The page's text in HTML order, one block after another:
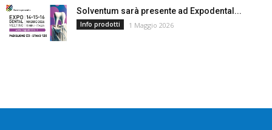
Solventum sarà presente ad Expodental...
Info prodotti 1 Maggio 2026